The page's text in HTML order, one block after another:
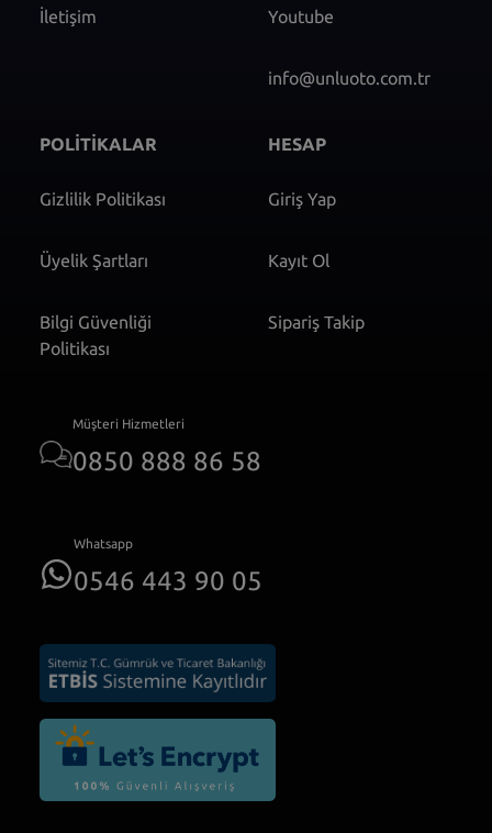
İletişim Youtube
info@unluoto.com.tr
POLİTİKALAR
Gizlilik Politikası
Üyelik Şartları
Bilgi Güvenliği
Politikası
HESAP
Giriş Yap
Kayıt Ol
Sipariş Takip
Müşteri Hizmetleri
0850 888 86 58
Whatsapp
0546 443 90 05